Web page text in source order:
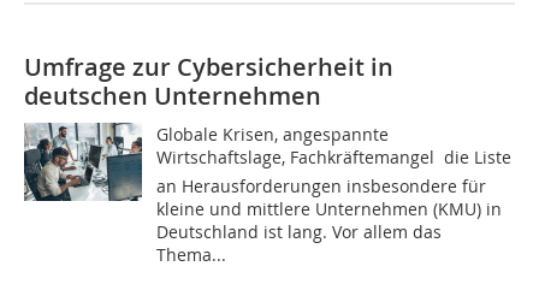
Umfrage zur Cybersicherheit in
deutschen Unternehmen
Globale Krisen, angespannte
Wirtschaftslage, Fachkräftemangel  die Liste
an Herausforderungen insbesondere für
kleine und mittlere Unternehmen (KMU) in
Deutschland ist lang. Vor allem das
Thema...